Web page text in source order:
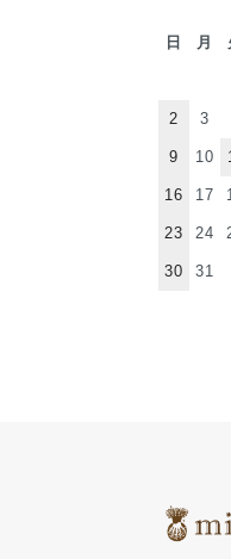
日 月
2 3
9 10
16 17
23 24
30 31